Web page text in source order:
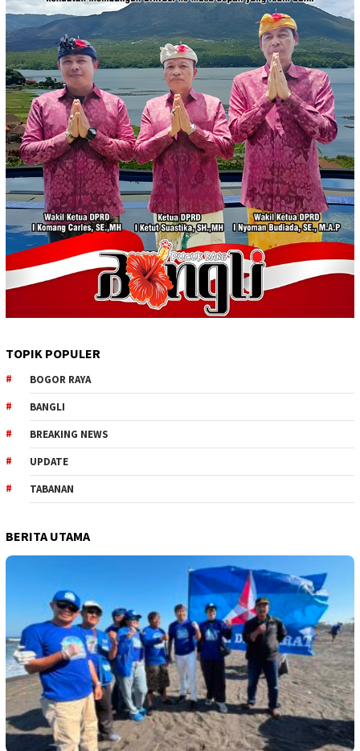
TOPIK POPULER
BOGOR RAYA
BANGLI
BREAKING NEWS
UPDATE
TABANAN
BERITA UTAMA